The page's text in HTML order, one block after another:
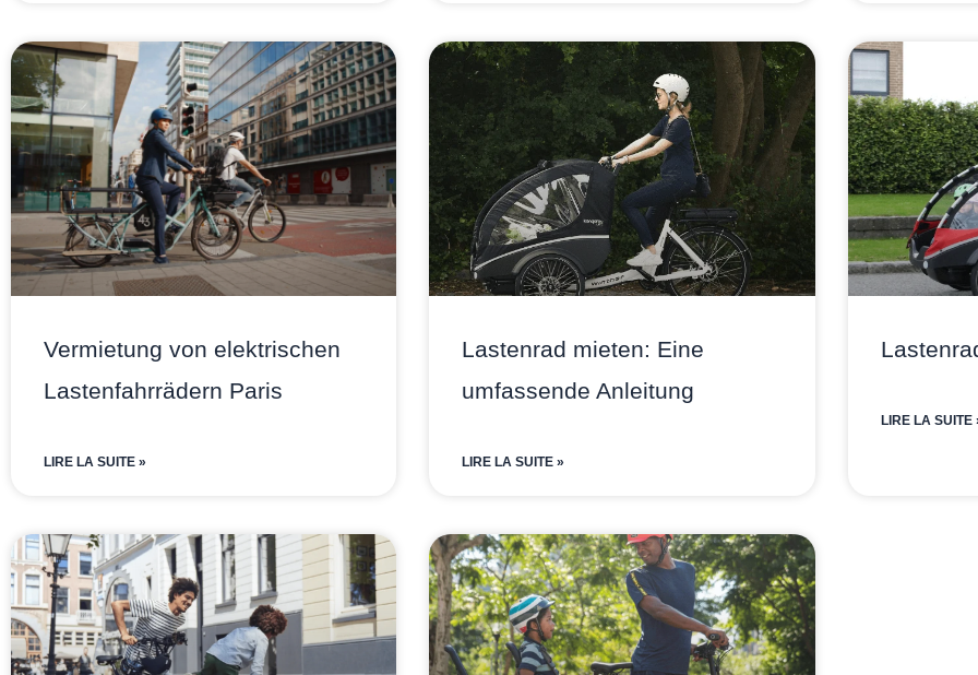
Vermietung von elektrischen
Lastenfahrrädern Paris
LIRE LA SUITE »
Lastenrad mieten: Eine
umfassende Anleitung
LIRE LA SUITE »
LIRE LA SUITE